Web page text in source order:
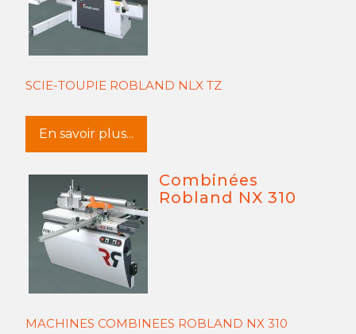
SCIE-TOUPIE ROBLAND NLX TZ
En savoir plus...
Combinées
Robland NX 310
MACHINES COMBINEES ROBLAND NX 310